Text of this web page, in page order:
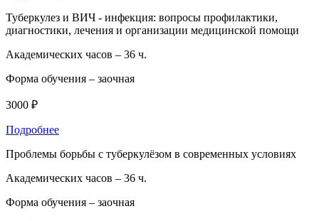
Туберкулез и ВИЧ - инфекция: вопросы профилактики,
диагностики, лечения и организации медицинской помощи
Академических часов – 36 ч.
Форма обучения – заочная
3000 ₽
Подробнее
Проблемы борьбы с туберкулёзом в современных условиях
Академических часов – 36 ч.
Форма обучения – заочная